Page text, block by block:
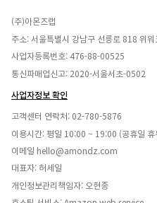
(주)아몬즈랩
주소: 서울특별시 강남구 선릉로 818 위
사업자등록번호: 476-88-00525
통신파매업신고: 2020-서울서초-0502
사업자정보 확인
고객센터 연락처: 02-780-5876
이용시간: 평일 10:00 ~ 19:00 (공휴일 휴
이메일 hello@amondz.com
대표자: 허세일
개인정보관리책임자: 오현종